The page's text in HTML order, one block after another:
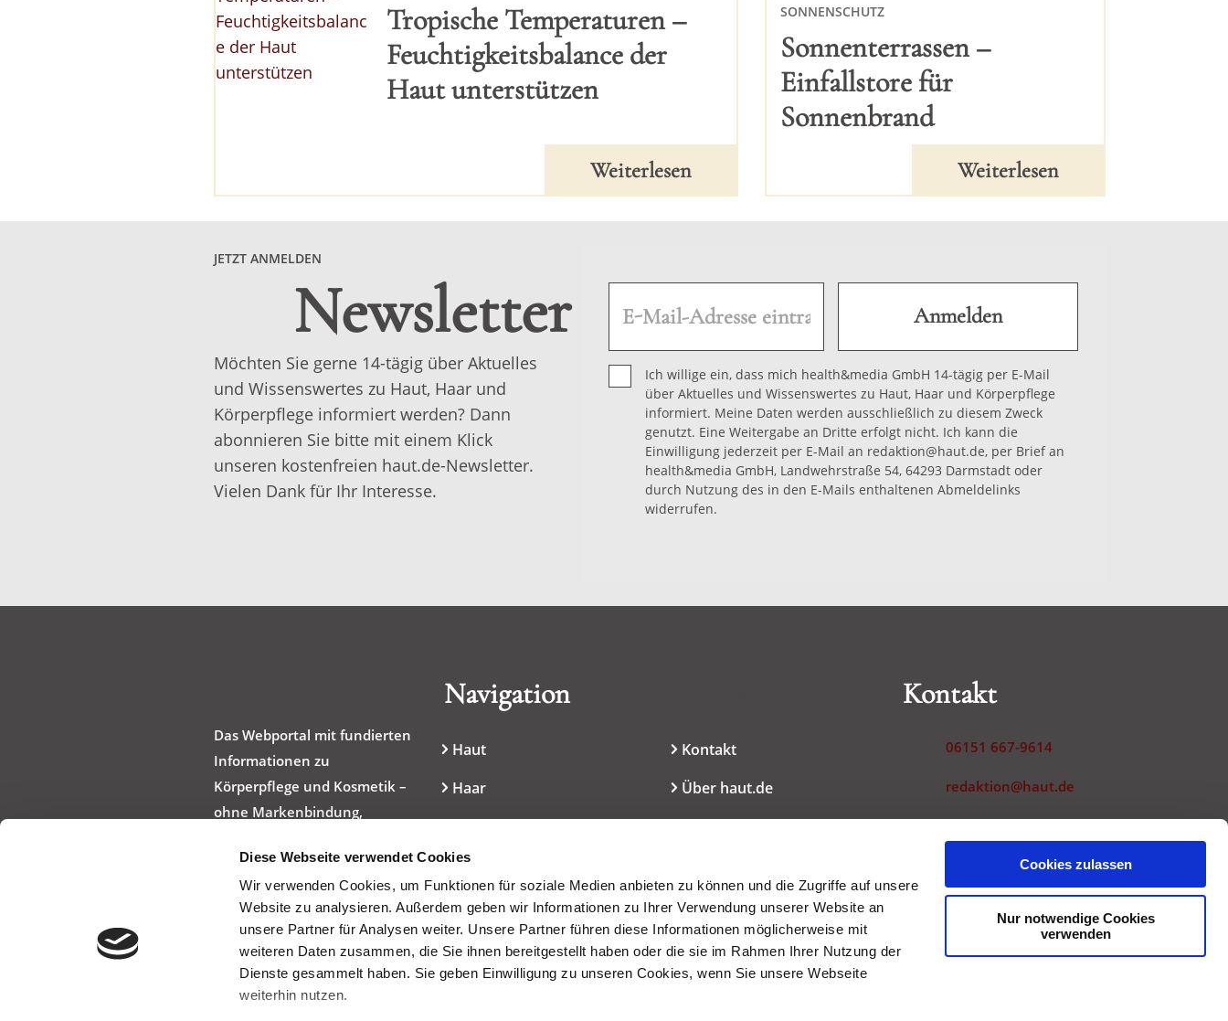
Diese Webseite verwendet Cookies
Wir verwenden Cookies, um Funktionen für soziale Medien anbieten zu können und die Zugriffe auf unsere
Website zu analysieren. Außerdem geben wir Informationen zu Ihrer Verwendung unserer Website an
unsere Partner für Analysen weiter. Unsere Partner führen diese Informationen möglicherweise mit
weiteren Daten zusammen, die Sie ihnen bereitgestellt haben oder die sie im Rahmen Ihrer Nutzung der
Dienste gesammelt haben. Sie geben Einwilligung zu unseren Cookies, wenn Sie unsere Webseite
weiterhin nutzen.
Cookies zulassen
Nur notwendige Cookies
verwenden
Tropische Temperaturen –
Feuchtigkeitsbalance der
Haut unterstützen
Weiterlesen
Sonnenterrassen –
Einfallstore für
Sonnenbrand
SONNENSCHUTZ
Weiterlesen
JETZT ANMELDEN
Newsletter
Möchten Sie gerne 14-tägig über Aktuelles
und Wissenswertes zu Haut, Haar und
Körperpflege informiert werden? Dann
abonnieren Sie bitte mit einem Klick
unseren kostenfreien haut.de-Newsletter.
Vielen Dank für Ihr Interesse.
Ich willige ein, dass mich health&media GmbH 14-tägig per E-Mail
über Aktuelles und Wissenswertes zu Haut, Haar und Körperpflege
informiert. Meine Daten werden ausschließlich zu diesem Zweck
genutzt. Eine Weitergabe an Dritte erfolgt nicht. Ich kann die
Einwilligung jederzeit per E-Mail an redaktion@haut.de, per Brief an
health&media GmbH, Landwehrstraße 54, 64293 Darmstadt oder
durch Nutzung des in den E-Mails enthaltenen Abmeldelinks
widerrufen.
Das Webportal mit fundierten
Informationen zu
Körperpflege und Kosmetik –
ohne Markenbindung,
Navigation
Haut
Haar
Dekoratives
Düfte
Inhaltsstoffe/INCI
Wissen
Kontakt
Über haut.de
Presseservice
Kontakt
06151 667-9614
redaktion@haut.de
Landwehrstraße 54